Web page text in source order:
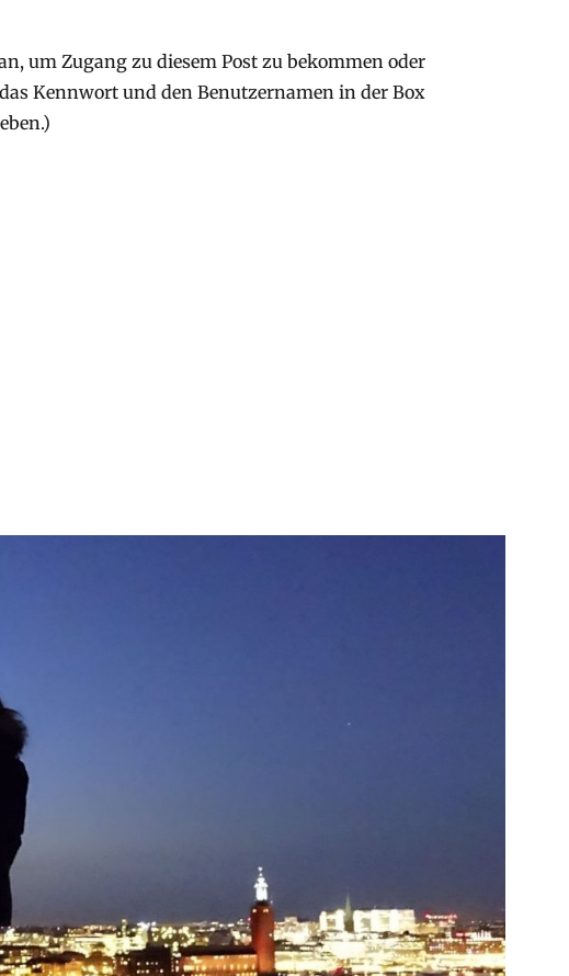
um Zugang zu diesem Post zu bekommen oder
Kennwort und den Benutzernamen in der Box